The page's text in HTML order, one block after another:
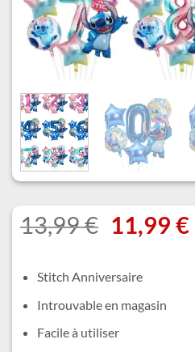
13,99€ Le
prix
initial
13,99 €.
11,99 €
Stitch Anniversaire
Introuvable en magasin
Facile à utiliser